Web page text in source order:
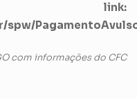
link:
com informações do CFC